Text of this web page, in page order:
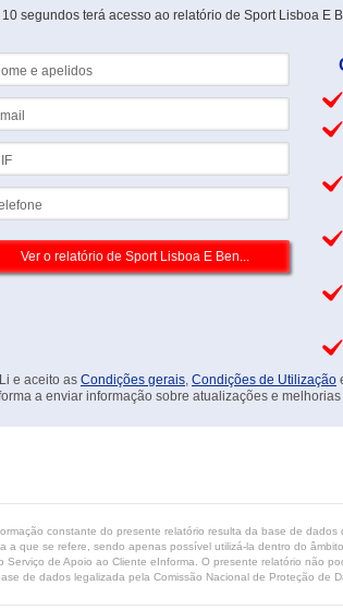
10 segundos terá acesso ao relatório de Sport Lisboa E
Li e aceito as Condições gerais, Condições de Utilização
a enviar informação sobre atualizações e
constante do presente relatório resulta da base de
a que se refere, sendo apenas possível utilizá-la dentro do
Serviço de Apoio ao Cliente eInforma. O presente relatório não
de dados legalizada pela Comissão Nacional de Proteção de